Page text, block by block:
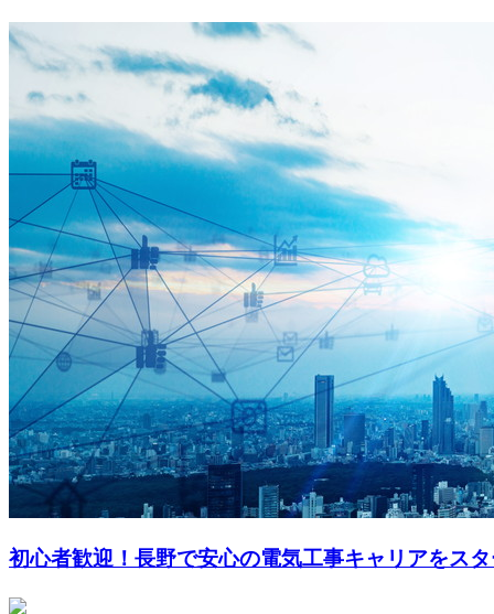
初心者歓迎！長野で安心の電気工事キャリアをス